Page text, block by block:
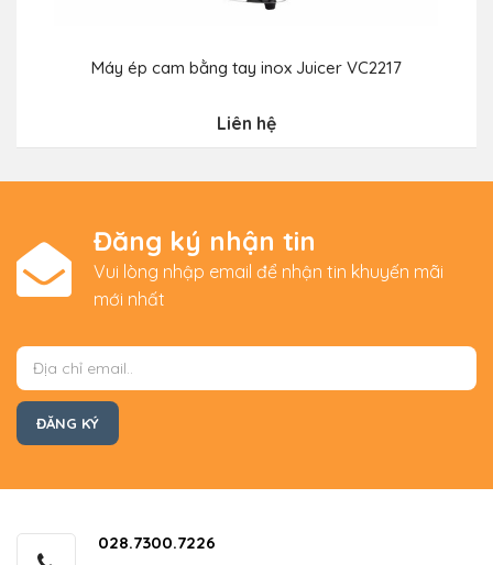
Máy ép cam bằng tay inox Juicer VC2217
Liên hệ
Đăng ký nhận tin
Vui lòng nhập email để nhận tin khuyến mãi
mới nhất
028.7300.7226